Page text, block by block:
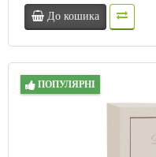
До кошика
ПОПУЛЯРНІ